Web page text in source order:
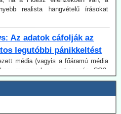
Az adatok cáfolják az
legutóbbi pánikkeltést
média (vagyis a főáramú média
magyarul az antropogén CO2-
megtalálni (vagy legalábbis az
okát. Így van ez az idén is, mint a
kívül hagyja úgy az emberi
akár a szándékos gyújtogatást,
hozzáállást, amit több
De még így is van egy probléma: